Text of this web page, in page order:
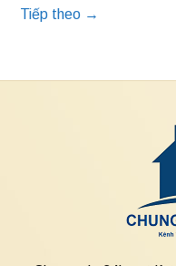
Tiếp theo →